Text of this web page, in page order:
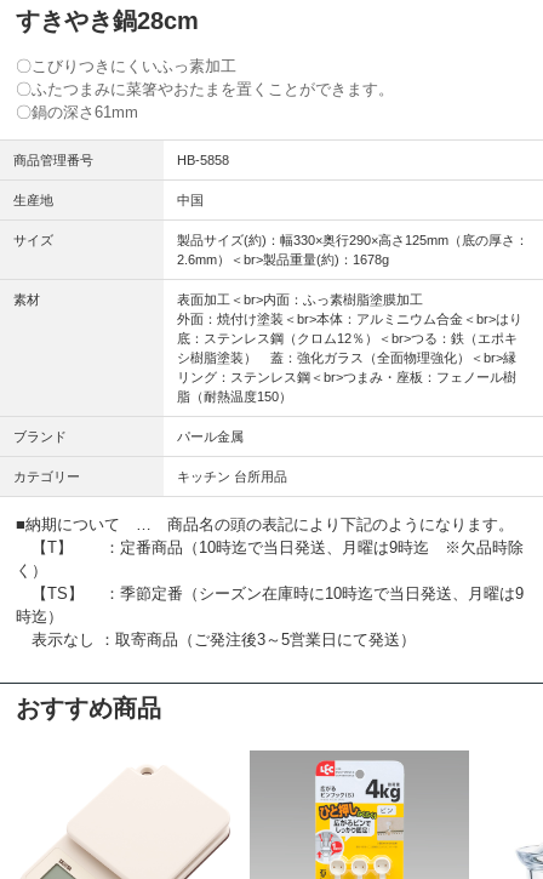
すきやき鍋28cm
〇こびりつきにくいふっ素加工
〇ふたつまみに菜箸やおたまを置くことができます。
〇鍋の深さ61mm
商品管理番号 HB-5858
生産地 中国
サイズ
製品サイズ(約)：幅330×奥行290×高さ125mm（底の厚さ：
2.6mm）＜br>製品重量(約)：1678g
素材
表面加工＜br>内面：ふっ素樹脂塗膜加工
外面：焼付け塗装＜br>本体：アルミニウム合金＜br>はり
底：ステンレス鋼（クロム12％）＜br>つる：鉄（エポキ
シ樹脂塗装） 蓋：強化ガラス（全面物理強化）＜br>縁
リング：ステンレス鋼＜br>つまみ・座板：フェノール樹
脂（耐熱温度150）
ブランド パール金属
カテゴリー キッチン 台所用品
■納期について … 商品名の頭の表記により下記のようになります。
【T】 ：定番商品（10時迄で当日発送、月曜は9時迄 ※欠品時除
く）
【TS】 ：季節定番（シーズン在庫時に10時迄で当日発送、月曜は9
時迄）
表示なし ：取寄商品（ご発注後3～5営業日にて発送）
おすすめ商品